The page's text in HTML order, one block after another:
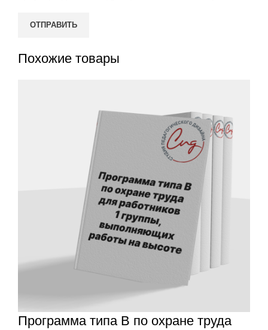
Похожие товары
Программа типа В по охране труда